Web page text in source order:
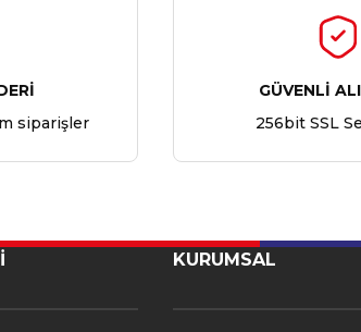
siparişler
GÜVENLİ
256bit SSL
KURUMSAL